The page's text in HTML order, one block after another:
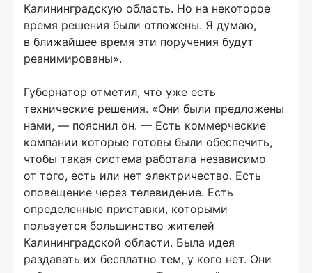
Калининградскую область. Но на некоторое
время решения были отложены. Я думаю,
в ближайшее время эти поручения будут
реанимированы».
Губернатор отметил, что уже есть
технические решения. «Они были предложены
нами, — пояснил он. — Есть коммерческие
компании которые готовы были обеспечить,
чтобы такая система работала независимо
от того, есть или нет электричество. Есть
оповещение через телевидение. Есть
определенные приставки, которыми
пользуется большинство жителей
Калининградской области. Была идея
раздавать их бесплатно тем, у кого нет. Они